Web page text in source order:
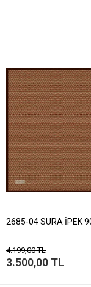
2685-04 SURA İPEK
4.199,00 TL
3.500,00 TL